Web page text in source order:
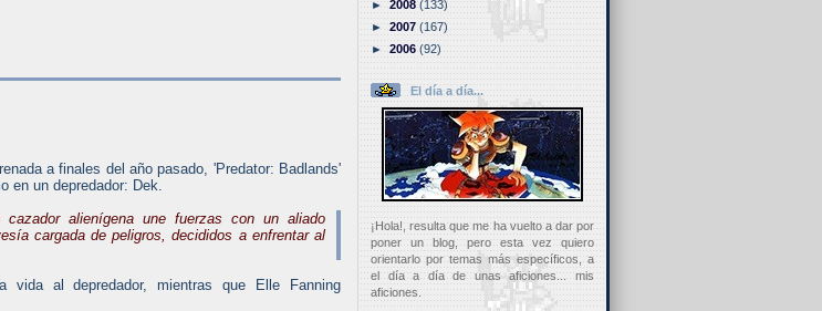
a finales del año pasado, 'Predator: Badlands'
en un depredador: Dek.
alienígena une fuerzas con un aliado
cargada de peligros, decididos a enfrentar al
vida al depredador, mientras que Elle Fanning
►2008(133)
►2007(167)
►2006(92)
El día a día...
¡Hola!, resulta que me ha vuelto a dar por
poner un blog, pero esta vez quiero
orientarlo por temas más específicos, a
el día a día de unas aficiones... mis
aficiones.